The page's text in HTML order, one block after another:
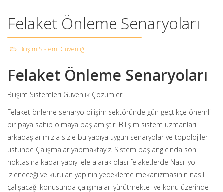
Felaket Önleme Senaryoları
Bilişim Sistemi Güvenliği
Felaket Önleme Senaryoları
Bilişim Sistemleri Güvenlik Çözümleri
Felaket önleme senaryo bilişim sektöründe gün geçtikçe önemli
bir paya sahip olmaya başlamıştır. Bilişim sistem uzmanları
arkadaşlarımızla sizle bu yapıya uygun senaryolar ve topolojiler
üstünde Çalışmalar yapmaktayız. Sistem başlangıcında son
noktasına kadar yapıyı ele alarak olası felaketlerde Nasıl yol
izleneceği ve kurulan yapının yedekleme mekanizmasının nasıl
çalışacağı konusunda çalışmaları yürütmekte ve konu üzerinde